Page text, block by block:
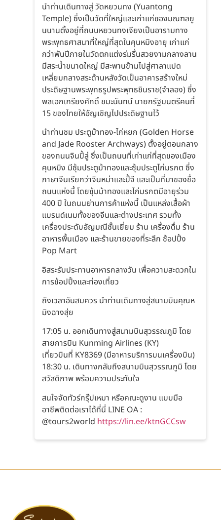
นำท่านเดินทางสู่ วัดหยวนทง (Yuantong
Temple) ซึ่งเป็นวัดที่ใหญ่และเก่าแก่ของมณฑลยู
นนานตั้งอยู่ที่ถนนหยวนทงเจียงเป็นอารามทาง
พระพุทธศาสนาที่ใหญ่ที่สุดในคุนหมิงอายุ เก่าแก่
กว่าพันปีภายในวัดตกแต่งร่มรื่นสวยงามกลางลาน
มีสระน้ำขนาดใหญ่ มีสะพานข้ามไปสู่ศาลาแปด
เหลี่ยมกลางสระด้านหลังวัดเป็นอาคารสร้างใหม่
ประดิษฐานพระพุทธรูปพระพุทธชินราช(จำลอง) ซึ่ง
พลเอกเกรียงศักดิ์ ชมะนันทน์ นายกรัฐมนตรีคนที่
15 ของไทยให้อัญเชิญไปประดิษฐานไว้
นำท่านชม ประตูม้าทอง-ไก่หยก (Golden Horse
and Jade Rooster Archways) ตั้งอยู่ตอนกลาง
ของถนนจินปี้ลู่ ซึ่งเป็นถนนที่เก่าแก่ที่สุดของเมือง
คุนหมิง มีซุ้มประตูม้าทองและซุ้มประตูไก่มรกต ซึ่ง
ภาษาจีนเรียกว่าจินหม่าและปี้จี และเป็นที่มาของชื่อ
ถนนแห่งนี้ โดยซุ้มม้าทองและไก่มรกตมีอายุร่วม
400 ปี ในถนนย่านการค้าแห่งนี้ เป็นแหล่งเสื้อผ้า
แบรนด์เนมทั้งของจีนและต่างประเทศ รวมทั้ง
เครื่องประดับอัญมณีชั้นเยี่ยม ร้าน เครื่องดื่ม ร้าน
อาหารพื้นเมือง และร้านขายของที่ระลึก ช้อปปิ้ง
Pop Mart
อิสระรับประทานอาหารกลางวัน เพื่อความสะดวกใน
การช้อปปิ้งและท่องเที่ยว
ถึงเวลาอันสมควร นำท่านเดินทางสู่สนามบินคุณห
มิงฉางสุ่ย
17:05 น. ออกเดินทางสู่สนามบินสุวรรณภูมิ โดย
สายการบิน Kunming Airlines (KY)
เที่ยวบินที่ KY8369 (มีอาหารบริการบนเครื่องบิน)
18:30 น. เดินทางกลับถึงสนามบินสุวรรณภูมิ โดย
สวัสดิภาพ พร้อมความประทับใจ
สนใจจัดทัวร์กรุ๊ปเหมา หรือคณะดูงาน แบบมือ
อาชีพติดต่อเราได้ที่นี่ LINE OA :
@tours2world https://lin.ee/ktnGCCsw